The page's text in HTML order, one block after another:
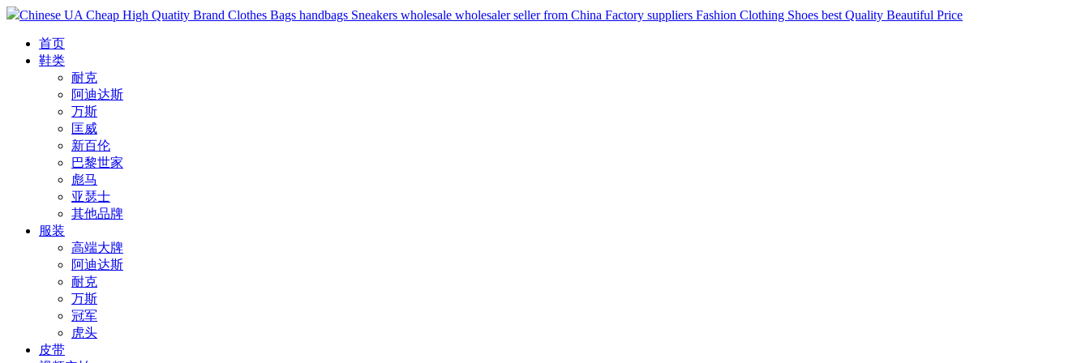
Chinese UA Cheap High Quatity Brand Clothes Bags handbags Sneakers wholesale wholesaler seller from China Factory suppliers Fashion Clothing Shoes best Quality Beautiful Price
首页
鞋类
耐克
阿迪达斯
万斯
匡威
新百伦
巴黎世家
彪马
亚瑟士
其他品牌
服装
高端大牌
阿迪达斯
耐克
万斯
冠军
虎头
皮带